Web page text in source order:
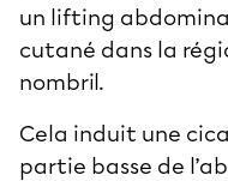
un lifting
cutané dans la
nombril.
Cela induit une
partie basse de